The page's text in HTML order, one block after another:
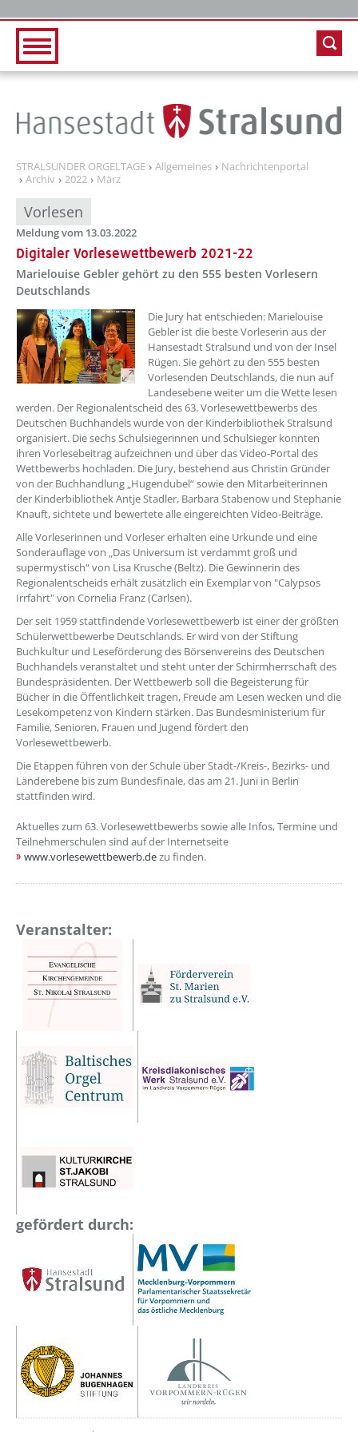
STRALSUNDER ORGELTAGE Allgemeines
Nachrichtenportal
Archiv
2022 März
Vorlesen
Meldung vom 13.03.2022
Digitaler Vorlesewettbewerb 2021-22
Marielouise Gebler gehört zu den 555 besten Vorlesern
Deutschlands
??? absaetzeOben[1]/titel ???
Die Jury hat entschieden: Marielouise
Gebler ist die beste Vorleserin aus der
Hansestadt Stralsund und von der Insel
Rügen. Sie gehört zu den 555 besten
Vorlesenden Deutschlands, die nun auf
Landesebene weiter um die Wette lesen
werden. Der Regionalentscheid des 63. Vorlesewettbewerbs des
Deutschen Buchhandels wurde von der Kinderbibliothek Stralsund
organisiert. Die sechs Schulsiegerinnen und Schulsieger konnten
ihren Vorlesebeitrag aufzeichnen und über das Video-Portal des
Wettbewerbs hochladen. Die Jury, bestehend aus Christin Gründer
von der Buchhandlung „Hugendubel“ sowie den Mitarbeiterinnen
der Kinderbibliothek Antje Stadler, Barbara Stabenow und Stephanie
Knauft, sichtete und bewertete alle eingereichten Video-Beiträge.
Alle Vorleserinnen und Vorleser erhalten eine Urkunde und eine
Sonderauflage von „Das Universum ist verdammt groß und
supermystisch“ von Lisa Krusche (Beltz). Die Gewinnerin des
Regionalentscheids erhält zusätzlich ein Exemplar von "Calypsos
Irrfahrt" von Cornelia Franz (Carlsen).
Der seit 1959 stattfindende Vorlesewettbewerb ist einer der größten
Schülerwettbewerbe Deutschlands. Er wird von der Stiftung
Buchkultur und Leseförderung des Börsenvereins des Deutschen
Buchhandels veranstaltet und steht unter der Schirmherrschaft des
Bundespräsidenten. Der Wettbewerb soll die Begeisterung für
Bücher in die Öffentlichkeit tragen, Freude am Lesen wecken und die
Lesekompetenz von Kindern stärken. Das Bundesministerium für
Familie, Senioren, Frauen und Jugend fördert den
Vorlesewettbewerb.
Die Etappen führen von der Schule über Stadt-/Kreis-, Bezirks- und
Länderebene bis zum Bundesfinale, das am 21. Juni in Berlin
stattfinden wird.
Aktuelles zum 63. Vorlesewettbewerbs sowie alle Infos, Termine und
Teilnehmerschulen sind auf der Internetseite
www.vorlesewettbewerb.dezu finden.
Veranstalter:
gefördert durch: